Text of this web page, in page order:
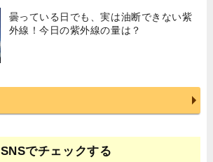
曇っている日でも、実は油断できない紫
外線！今日の紫外線の量は？
SNSでチェックする